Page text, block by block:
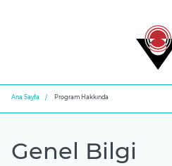
Ana Sayfa Program Hakkında
Genel Bilgi